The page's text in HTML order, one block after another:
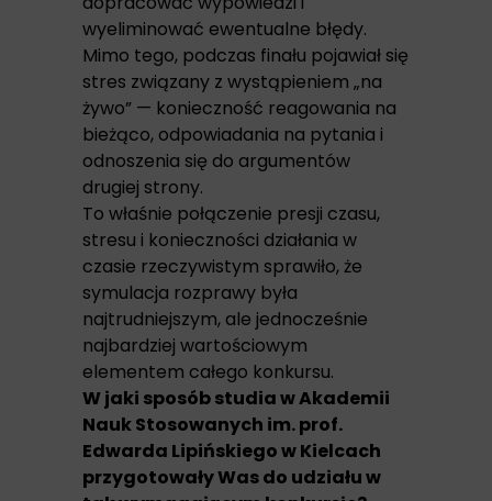
wyeliminować ewentualne błędy.
Mimo tego, podczas finału pojawiał się
stres związany z wystąpieniem „na
żywo” — konieczność reagowania na
bieżąco, odpowiadania na pytania i
odnoszenia się do argumentów
drugiej strony.
To właśnie połączenie presji czasu,
stresu i konieczności działania w
czasie rzeczywistym sprawiło, że
symulacja rozprawy była
najtrudniejszym, ale jednocześnie
najbardziej wartościowym
elementem całego konkursu.
W jaki sposób studia w Akademii
Nauk Stosowanych im. prof.
Edwarda Lipińskiego w Kielcach
przygotowały Was do udziału w